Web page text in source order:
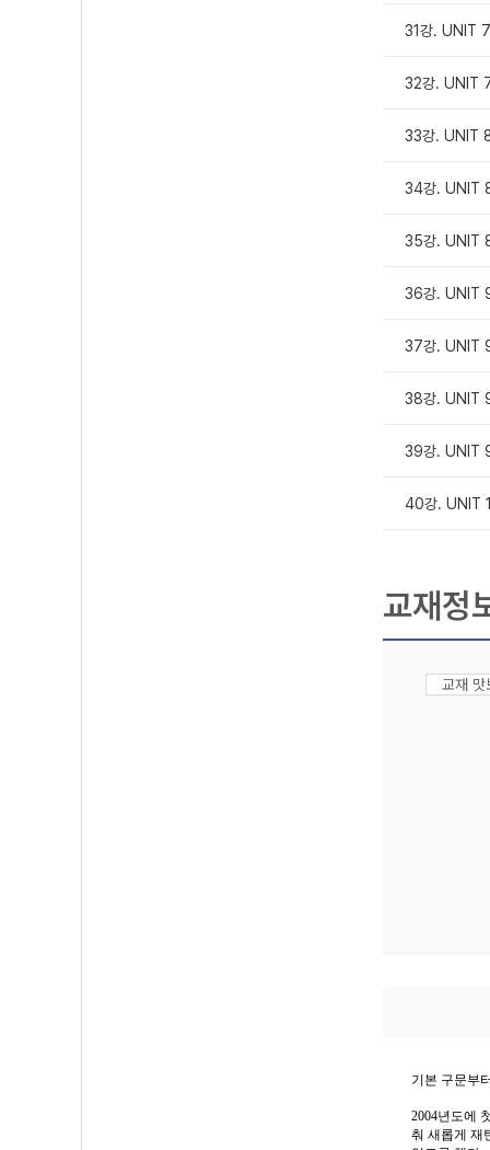
31강. UNIT
32강. UNIT
33강. UNIT
34강. UNIT
35강. UNIT
36강. UNIT
37강. UNIT
38강. UNIT
39강. UNIT
40강. UNIT
교재정
교재
기본 구문부
2004년도에
춰 새롭게 재